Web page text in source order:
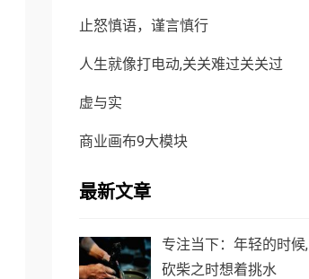
止怒慎语，谨言慎行
人生就像打电动,关关难过关关过
虚与实
商业画布9大模块
最新文章
专注当下：年轻的时候,
砍柴之时想着挑水